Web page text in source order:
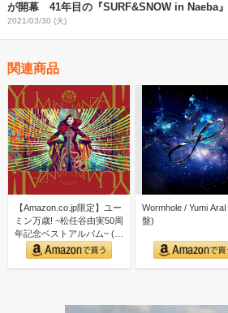
が開幕 41年目の『SURF&SNOW in Naeba
2021/03/30 (火)
関連商品
【Amazon.co.jp限定】ユー
ミン万歳! ~松任谷由実50周
年記念ベストアルバム~ (初
回限…
Wormhole / Yumi
盤)